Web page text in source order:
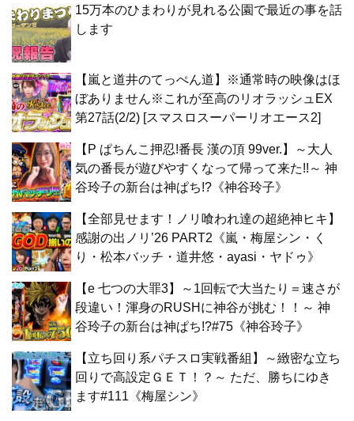
15万本のひまわりが見れる公園で最近の事を話
します
【嵐と道井のてっぺん道】※通常時の映像はほ
ぼありません※これが至高のリオラッシュEX
第27話(2/2) [スマスロスーパーリオエース2]
【P ぱちんこ押忍!番長 漢の頂 99ver.】～大人
気の番長が遊びやすくなって帰って来た!!～ 神
谷玲子の新台は神ぱち!?《神谷玲子》
【全部見せます！ノリ喰われ達の超絶神ヒキ】
感謝の出ノリ’26 PART2《嵐・梅屋シン・く
り・松本バッチ・道井悠・ayasi・ヤドゥ》
【e 七つの大罪3】～1回転で大当たり＝速さが
段違い！渾身のRUSHに神谷が挑む！！～ 神
谷玲子の新台は神ぱち!?#75《神谷玲子》
【立ち回り系パチスロ実戦番組】～緻密な立ち
回りで高設定ＧＥＴ！？～ ただ、勝ちにゆき
ます#111《梅屋シン》